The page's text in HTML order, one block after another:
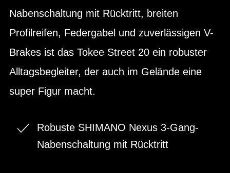
Nabenschaltung mit Rücktritt, breiten
Profilreifen, Federgabel und zuverlässigen V-
Brakes ist das Tokee Street 20 ein robuster
Alltagsbegleiter, der auch im Gelände eine
super Figur macht.
Robuste SHIMANO Nexus 3-Gang-
Nabenschaltung mit Rücktritt